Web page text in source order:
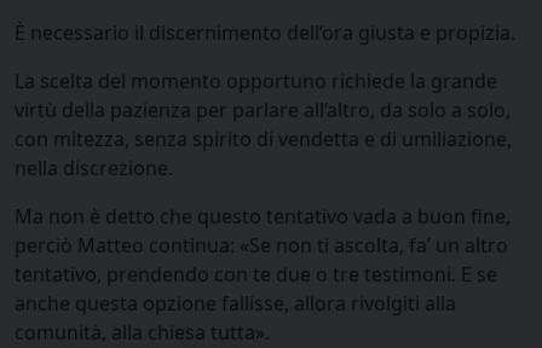
È necessario il discernimento dell’ora giusta e propizia.
La scelta del momento opportuno richiede la grande
virtù della pazienza per parlare all’altro, da solo a solo,
con mitezza, senza spirito di vendetta e di umiliazione,
nella discrezione.
Ma non è detto che questo tentativo vada a buon fine,
perciò Matteo continua: «Se non ti ascolta, fa’ un altro
tentativo, prendendo con te due o tre testimoni. E se
anche questa opzione fallisse, allora rivolgiti alla
comunità, alla chiesa tutta».